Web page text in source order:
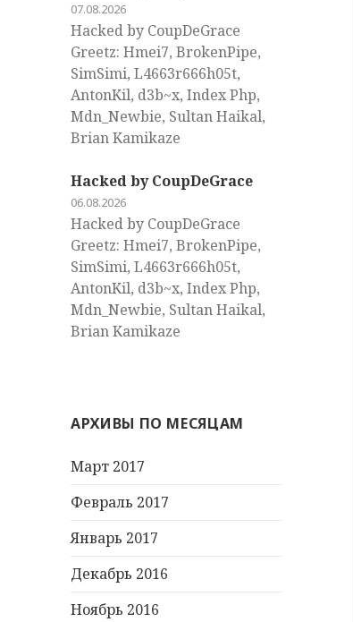
07.08.2026
Hacked by CoupDeGrace
Greetz: Hmei7, BrokenPipe,
SimSimi, L4663r666h05t,
AntonKil, d3b~x, Index Php,
Mdn_Newbie, Sultan Haikal,
Brian Kamikaze
Hacked by CoupDeGrace
06.08.2026
Hacked by CoupDeGrace
Greetz: Hmei7, BrokenPipe,
SimSimi, L4663r666h05t,
AntonKil, d3b~x, Index Php,
Mdn_Newbie, Sultan Haikal,
Brian Kamikaze
АРХИВЫ ПО МЕСЯЦАМ
Март 2017
Февраль 2017
Январь 2017
Декабрь 2016
Ноябрь 2016